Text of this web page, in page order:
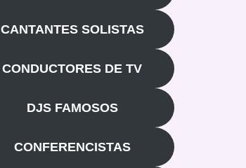
CANTANTES SOLISTAS
CONDUCTORES DE TV
DJS FAMOSOS
CONFERENCISTAS